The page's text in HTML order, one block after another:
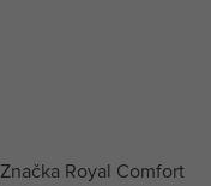
Značka Royal Comfort